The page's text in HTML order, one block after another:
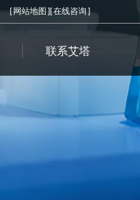
[网站地图 ][在线咨询]
联系艾塔